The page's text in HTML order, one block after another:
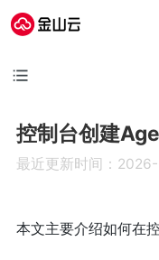
控制台创建
最近更新时间：
本文主要介绍如何在